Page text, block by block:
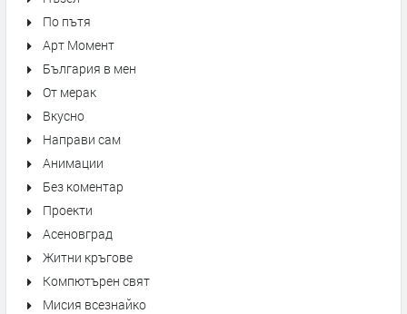
По пътя
Арт Момент
България в мен
От мерак
Вкусно
Направи сам
Анимации
Без коментар
Проекти
Асеновград
Житни кръгове
Компютърен свят
Мисия всезнайко